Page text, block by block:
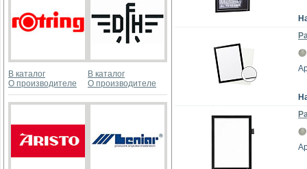
В каталог
О производителе
В каталог
О производителе